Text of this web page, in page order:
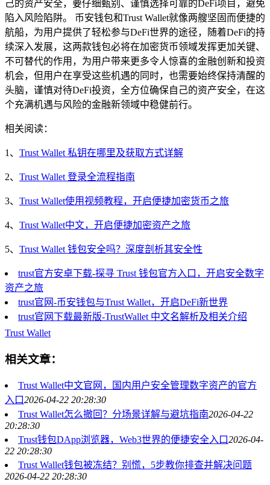
己的资产安全，要仔细甄别、谨慎选择可靠的DeFi项目，避免
陷入风险陷阱。 币安钱包和Trust Wallet就像两艘坚固而便捷的
航船，为用户提供了轻松参与DeFi世界的途径，随着DeFi的持
续深入发展，这两款钱包必将在加密货币领域发挥更加关键、
不可替代的作用，为用户带来更多令人惊喜的金融创新和投资
机会，但用户在享受这些机遇的同时，也需要始终保持清醒的
头脑，谨慎对待DeFi投资，全方位确保自己的资产安全，在这
个充满机遇与风险的金融新领域中稳健前行。
相关阅读：
1、 Trust Wallet 私钥在哪里及获取方式详解
2、 Trust Wallet 登录全流程指南
3、 Trust Wallet使用视频教程，开启便捷加密货币之旅
4、 Trust Wallet中文，开启便捷加密资产之旅
5、 Trust Wallet 钱包安全吗？深度剖析其安全性
trust官方安卓下载-探寻 Trust 钱包官方入口，开启安全数字
资产之旅
trust官网-币安钱包与Trust Wallet，开启DeFi新世界
trust官网下载最新版-TrustWallet 中文名解析及相关介绍
Trust Wallet
相关文章：
Trust Wallet中文官网，国内用户安全管理数字资产的官方
入口2026-04-22 20:28:30
Trust Wallet怎么撤回？分场景详解与避坑指南2026-04-22
20:28:30
Trust钱包DApp浏览器，Web3世界的便捷安全入口2026-04-
22 20:28:30
Trust Wallet钱包被冻结？别慌，5步教你排查并解决问题
2026-04-22 20:28:30